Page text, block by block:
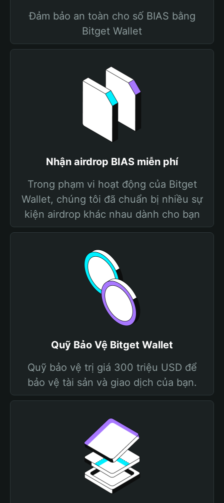
Đảm bảo an toàn cho số BIAS bằng
Bitget Wallet
Nhận airdrop BIAS miễn phí
Trong phạm vi hoạt động của Bitget
Wallet, chúng tôi đã chuẩn bị nhiều sự
kiện airdrop khác nhau dành cho bạn
Quỹ Bảo Vệ Bitget Wallet
Quỹ bảo vệ trị giá 300 triệu USD để
bảo vệ tài sản và giao dịch của bạn.